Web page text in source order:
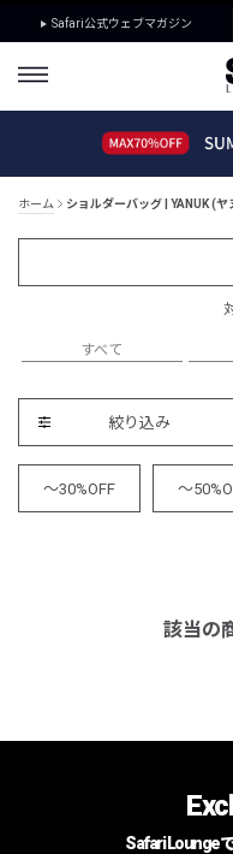
Safari公式ウェブマガジン
ホーム ショルダーバッグ | YANUK (ヤ
すべて
絞り込み
～30%OFF ～
該当の
Safari Lounge